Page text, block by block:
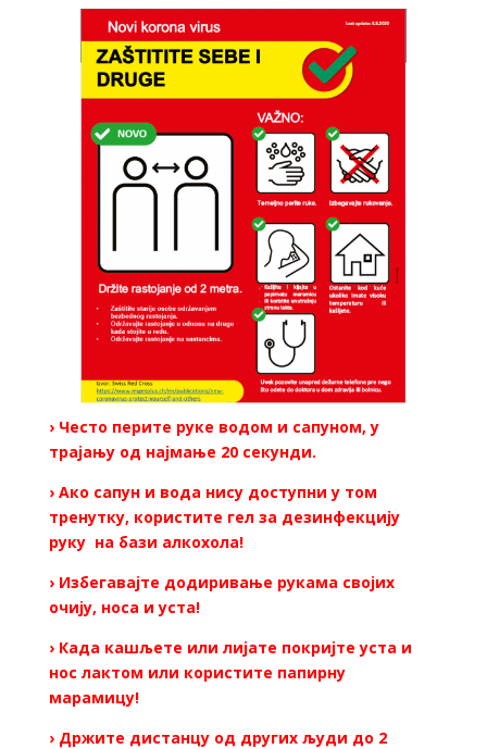
› Често перите руке водом и сапуном, у
трајању од најмање 20 секунди.
› Ако сапун и вода нису доступни у том
тренутку, користите гел за дезинфекцију
руку на бази алкохола!
› Избегавајте додиривање рукама својих
очију, носа и уста!
› Када кашљете или лијате покријте уста и
нос лактом или користите папирну
марамицу!
› Држите дистанцу од других људи до 2